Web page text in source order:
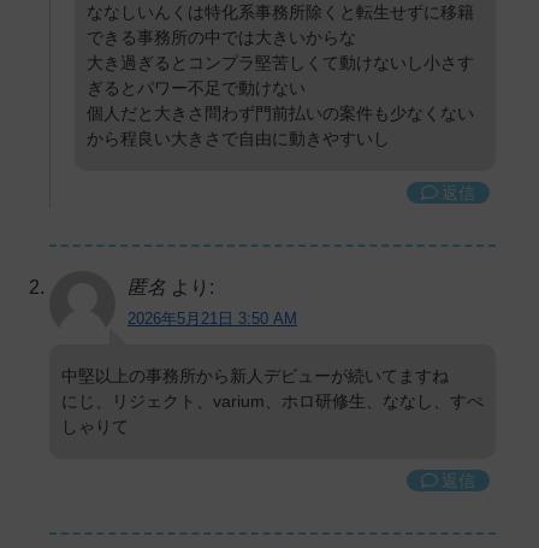
ななしいんくは特化系事務所除くと転生せずに移籍
できる事務所の中では大きいからな
大き過ぎるとコンプラ堅苦しくて動けないし小さす
ぎるとパワー不足で動けない
個人だと大きさ問わず門前払いの案件も少なくない
から程良い大きさで自由に動きやすいし
返信
匿名 より:
2026年5月21日 3:50 AM
中堅以上の事務所から新人デビューが続いてますね
にじ、リジェクト、varium、ホロ研修生、ななし、すぺ
しゃりて
返信